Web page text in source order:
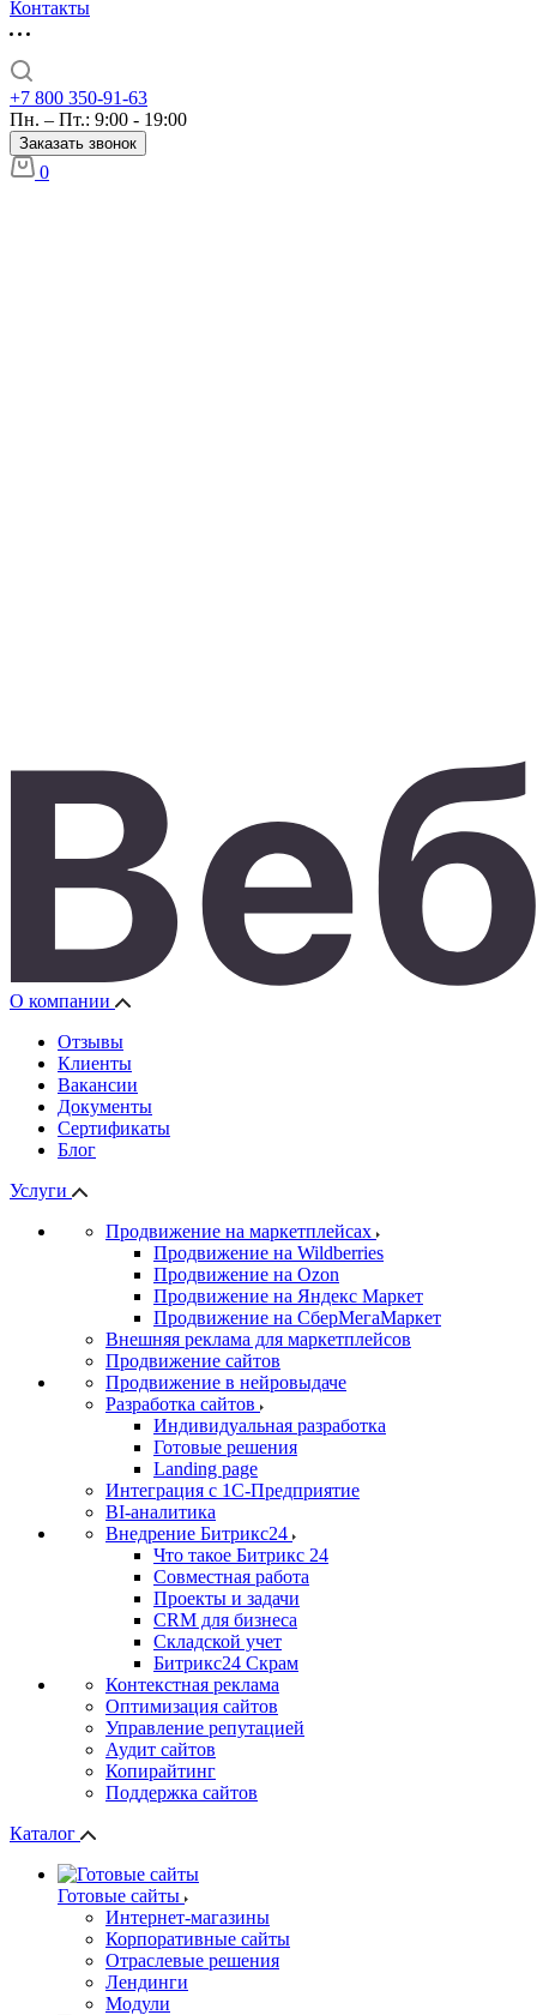
Контакты
+7 800 350-91-63
Пн. – Пт.: 9:00 - 19:00
Заказать звонок
0
О компании
Отзывы
Клиенты
Вакансии
Документы
Сертификаты
Блог
Услуги
Продвижение на маркетплейсах
Продвижение на Wildberries
Продвижение на Ozon
Продвижение на Яндекс Маркет
Продвижение на СберМегаМаркет
Внешняя реклама для маркетплейсов
Продвижение сайтов
Продвижение в нейровыдаче
Разработка сайтов
Индивидуальная разработка
Готовые решения
Landing page
Интеграция с 1С-Предприятие
BI-аналитика
Внедрение Битрикс24
Что такое Битрикс 24
Совместная работа
Проекты и задачи
СRМ для бизнеса
Складской учет
Битрикс24 Скрам
Контекстная реклама
Оптимизация сайтов
Управление репутацией
Аудит сайтов
Копирайтинг
Поддержка сайтов
Каталог
Готовые сайты
Интернет-магазины
Корпоративные сайты
Отраслевые решения
Лендинги
Модули